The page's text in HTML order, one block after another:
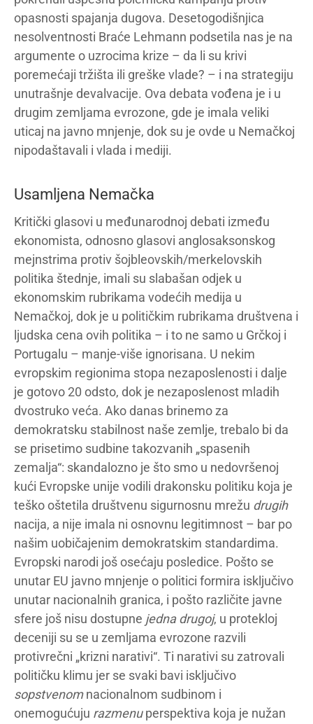
opasnosti spajanja dugova. Desetogodišnjica
nesolventnosti Braće Lehmann podsetila nas je na
argumente o uzrocima krize – da li su krivi
poremećaji tržišta ili greške vlade? – i na strategiju
unutrašnje devalvacije. Ova debata vođena je i u
drugim zemljama evrozone, gde je imala veliki
uticaj na javno mnjenje, dok su je ovde u Nemačkoj
nipodaštavali i vlada i mediji.
Usamljena Nemačka
Kritički glasovi u međunarodnoj debati između
ekonomista, odnosno glasovi anglosaksonskog
mejnstrima protiv šojbleovskih/merkelovskih
politika štednje, imali su slabašan odjek u
ekonomskim rubrikama vodećih medija u
Nemačkoj, dok je u političkim rubrikama društvena i
ljudska cena ovih politika – i to ne samo u Grčkoj i
Portugalu – manje-više ignorisana. U nekim
evropskim regionima stopa nezaposlenosti i dalje
je gotovo 20 odsto, dok je nezaposlenost mladih
dvostruko veća. Ako danas brinemo za
demokratsku stabilnost naše zemlje, trebalo bi da
se prisetimo sudbine takozvanih „spasenih
zemalja“: skandalozno je što smo u nedovršenoj
kući Evropske unije vodili drakonsku politiku koja je
teško oštetila društvenu sigurnosnu mrežu drugih
nacija, a nije imala ni osnovnu legitimnost – bar po
našim uobičajenim demokratskim standardima.
Evropski narodi još osećaju posledice. Pošto se
unutar EU javno mnjenje o politici formira isključivo
unutar nacionalnih granica, i pošto različite javne
sfere još nisu dostupne jedna drugoj, u protekloj
deceniji su se u zemljama evrozone razvili
protivrečni „krizni narativi“. Ti narativi su zatrovali
političku klimu jer se svaki bavi isključivo
sopstvenomnacionalnom sudbinom i
onemogućuju razmenuperspektiva koja je nužan